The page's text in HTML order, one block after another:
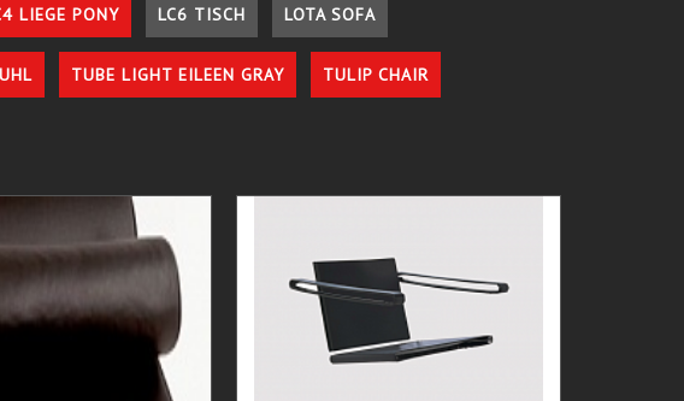
LIEGE PONY LC6 TISCH LOTA SOFA
TUBE LIGHT EILEEN GRAY TULIP CHAIR